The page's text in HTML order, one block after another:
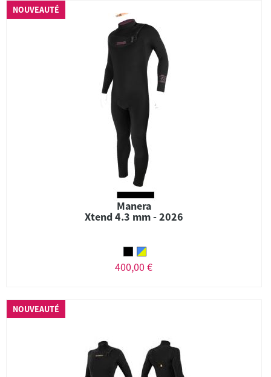
NOUVEAUTÉ
Manera
Xtend 4.3 mm - 2026
400,00 €
NOUVEAUTÉ